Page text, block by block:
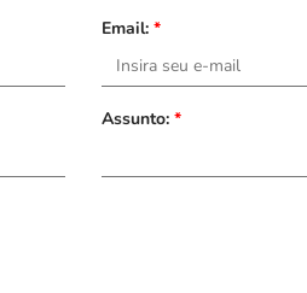
Email: *
Assunto: *